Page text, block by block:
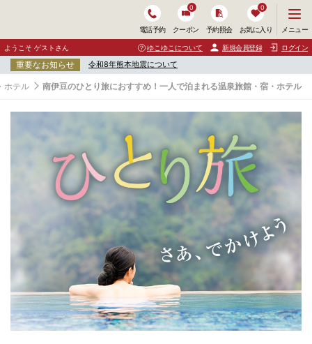
電話予約 クーポン
0
予約照会 お気に入り
0
ニ
ュ
ー
開
く
メニュー
ようこそ ゲストさん ゆこゆこについて 新規会員登録 ログイン
重要なお知らせ 令和8年熊本地震について
ホテル 南伊豆のひとり旅におすすめ！一人で泊まれる温泉旅館・宿・ホテル